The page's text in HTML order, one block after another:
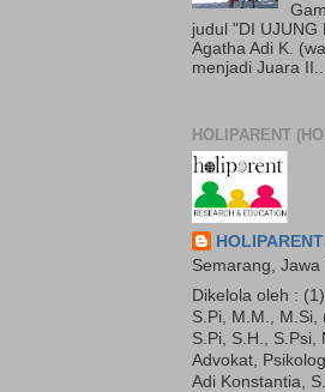
judul "DI
Agatha Adi K.
menjadi Juara
HOLIPARENT
Semarang,
Dikelola oleh :
S.Pi, M.M., M.Si,
S.Pi, S.H., S.Psi,
Advokat,
Adi Konstantia,